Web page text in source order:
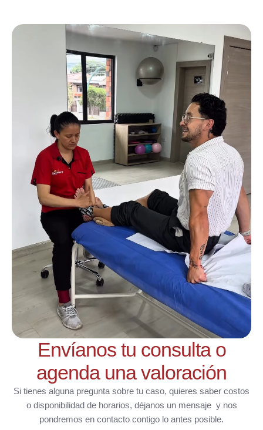
Envíanos tu consulta o
agenda una valoración
Si tienes alguna pregunta sobre tu caso, quieres saber costos
o disponibilidad de horarios, déjanos un mensaje y nos
pondremos en contacto contigo lo antes posible.